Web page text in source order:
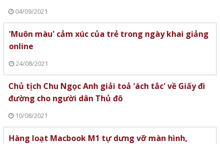
04/09/2021
'Muôn màu' cảm xúc của trẻ trong ngày khai giảng
online
24/08/2021
Chủ tịch Chu Ngọc Anh giải toả 'ách tắc' về Giấy đi
đường cho người dân Thủ đô
10/08/2021
Hàng loạt Macbook M1 tự dưng vỡ màn hình,